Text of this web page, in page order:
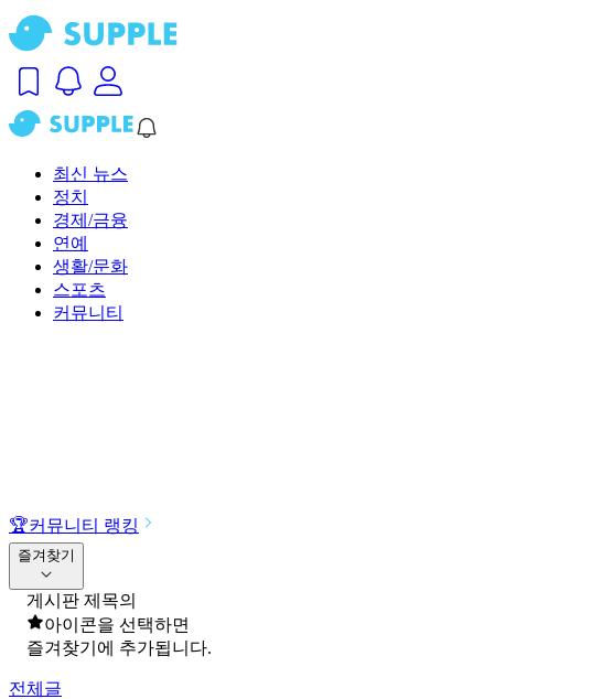
최신 뉴스
정치
경제/금융
연예
생활/문화
스포츠
커뮤니티
🏆커뮤니티 랭킹
즐겨찾기
게시판 제목의
아이콘을 선택하면
즐겨찾기에 추가됩니다.
전체글